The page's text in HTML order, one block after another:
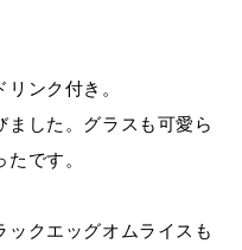
ンク付き。
した。グラスも可愛ら
です。
クエッグオムライスも